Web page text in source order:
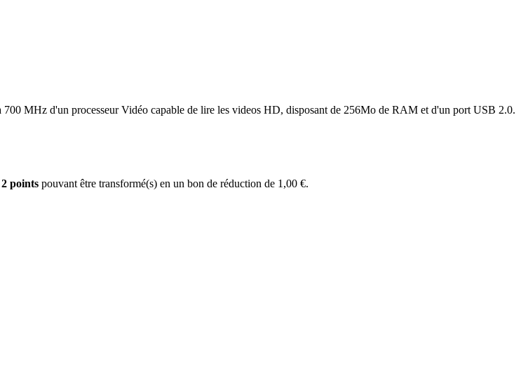
MHz d'un processeur Vidéo capable de lire les videos HD, disposant de 256Mo de RAM et d'un port USB 2.0.
2 points pouvant être transformé(s) en un bon de réduction de 1,00 €.